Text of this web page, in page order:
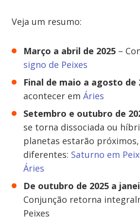
Veja um resumo:
Março a abril de 2025 –
signo de Peixes
Final de maio a agosto de
acontecer em Áries
Setembro e outubro de
se torna dissociada ou
planetas estarão
diferentes: Saturno em
Áries
De outubro de 2025 a
Conjunção retorna
Peixes